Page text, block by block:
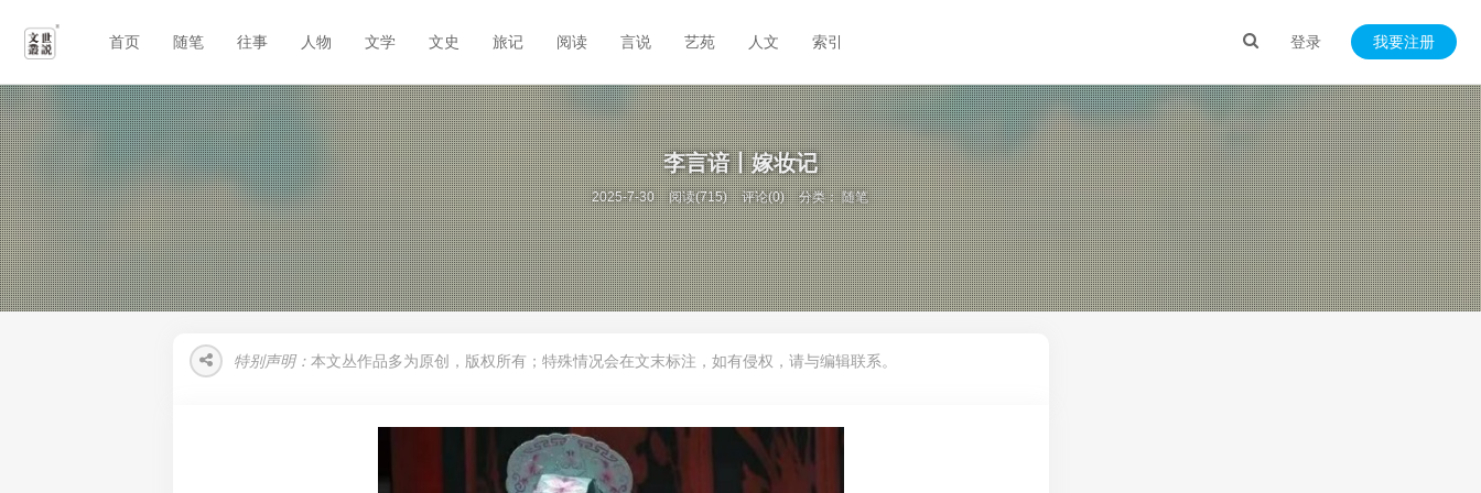
登录 我要注册
首页 随笔 往事 人物 文学 文史 旅记 阅读 言说 艺苑 人文 索引
李言谙丨嫁妆记
2025-7-30 阅读(715) 评论(0) 分类：随笔
特别声明： 本文丛作品多为原创，版权所有；特殊情况会在文末标注，如有侵权，请与编辑联系。